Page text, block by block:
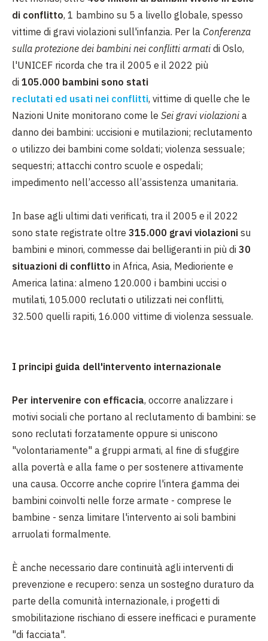
di conflitto, 1 bambino su 5 a livello globale, spesso
vittime di gravi violazioni sull'infanzia. Per la Conferenza
sulla protezione dei bambini nei conflitti armati di Oslo,
l'UNICEF ricorda che tra il 2005 e il 2022 più
di 105.000 bambini sono stati
reclutati ed usati nei conflitti, vittime di quelle che le
Nazioni Unite monitorano come le Sei gravi violazionia
danno dei bambini: uccisioni e mutilazioni; reclutamento
o utilizzo dei bambini come soldati; violenza sessuale;
sequestri; attacchi contro scuole e ospedali;
impedimento nell’accesso all’assistenza umanitaria.
In base agli ultimi dati verificati, tra il 2005 e il 2022
sono state registrate oltre 315.000 gravi violazioni su
bambini e minori, commesse dai belligeranti in più di 30
situazioni di conflitto in Africa, Asia, Medioriente e
America latina: almeno 120.000 i bambini uccisi o
mutilati, 105.000 reclutati o utilizzati nei conflitti,
32.500 quelli rapiti, 16.000 vittime di violenza sessuale.
I principi guida dell'intervento internazionale
Per intervenire con efficacia, occorre analizzare i
motivi sociali che portano al reclutamento di bambini: se
sono reclutati forzatamente oppure si uniscono
"volontariamente" a gruppi armati, al fine di sfuggire
alla povertà e alla fame o per sostenere attivamente
una causa. Occorre anche coprire l'intera gamma dei
bambini coinvolti nelle forze armate - comprese le
bambine - senza limitare l'intervento ai soli bambini
arruolati formalmente.
È anche necessario dare continuità agli interventi di
prevenzione e recupero: senza un sostegno duraturo da
parte della comunità internazionale, i progetti di
smobilitazione rischiano di essere inefficaci e puramente
"di facciata".